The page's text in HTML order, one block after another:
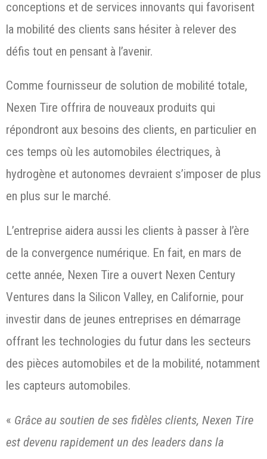
conceptions et de services innovants qui favorisent
la mobilité des clients sans hésiter à relever des
défis tout en pensant à l’avenir.
Comme fournisseur de solution de mobilité totale,
Nexen Tire offrira de nouveaux produits qui
répondront aux besoins des clients, en particulier en
ces temps où les automobiles électriques, à
hydrogène et autonomes devraient s’imposer de plus
en plus sur le marché.
L’entreprise aidera aussi les clients à passer à l’ère
de la convergence numérique. En fait, en mars de
cette année, Nexen Tire a ouvert Nexen Century
Ventures dans la Silicon Valley, en Californie, pour
investir dans de jeunes entreprises en démarrage
offrant les technologies du futur dans les secteurs
des pièces automobiles et de la mobilité, notamment
les capteurs automobiles.
« Grâce au soutien de ses fidèles clients, Nexen Tire
est devenu rapidement un des leaders dans la